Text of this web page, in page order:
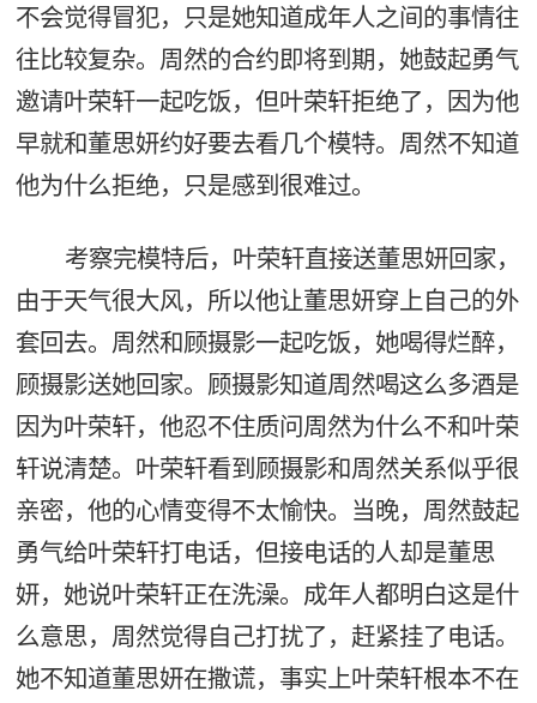
不会觉得冒犯，只是她知道成年人之间的事情往
往比较复杂。周然的合约即将到期，她鼓起勇气
邀请叶荣轩一起吃饭，但叶荣轩拒绝了，因为他
早就和董思妍约好要去看几个模特。周然不知道
他为什么拒绝，只是感到很难过。
考察完模特后，叶荣轩直接送董思妍回家，
由于天气很大风，所以他让董思妍穿上自己的外
套回去。周然和顾摄影一起吃饭，她喝得烂醉，
顾摄影送她回家。顾摄影知道周然喝这么多酒是
因为叶荣轩，他忍不住质问周然为什么不和叶荣
轩说清楚。叶荣轩看到顾摄影和周然关系似乎很
亲密，他的心情变得不太愉快。当晚，周然鼓起
勇气给叶荣轩打电话，但接电话的人却是董思
妍，她说叶荣轩正在洗澡。成年人都明白这是什
么意思，周然觉得自己打扰了，赶紧挂了电话。
她不知道董思妍在撒谎，事实上叶荣轩根本不在